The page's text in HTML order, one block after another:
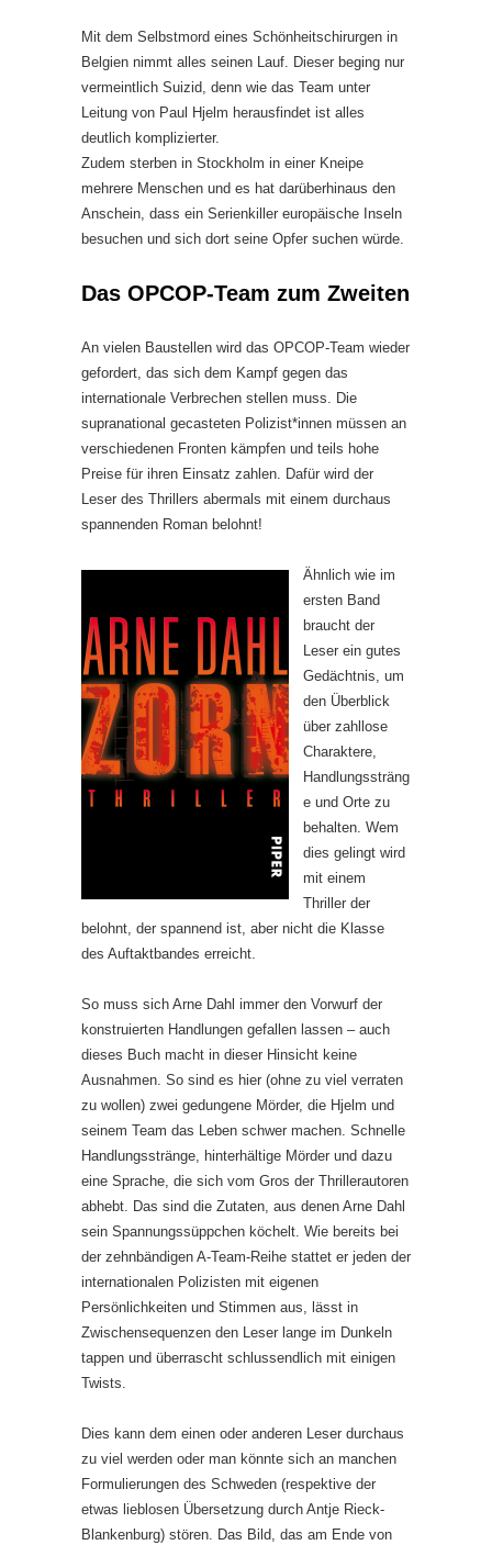
Mit dem Selbstmord eines Schönheitschirurgen in
Belgien nimmt alles seinen Lauf. Dieser beging nur
vermeintlich Suizid, denn wie das Team unter
Leitung von Paul Hjelm herausfindet ist alles
deutlich komplizierter.
Zudem sterben in Stockholm in einer Kneipe
mehrere Menschen und es hat darüberhinaus den
Anschein, dass ein Serienkiller europäische Inseln
besuchen und sich dort seine Opfer suchen würde.
Das OPCOP-Team zum Zweiten
An vielen Baustellen wird das OPCOP-Team wieder
gefordert, das sich dem Kampf gegen das
internationale Verbrechen stellen muss. Die
supranational gecasteten Polizist*innen müssen an
verschiedenen Fronten kämpfen und teils hohe
Preise für ihren Einsatz zahlen. Dafür wird der
Leser des Thrillers abermals mit einem durchaus
spannenden Roman belohnt!
Ähnlich wie im
ersten Band
braucht der
Leser ein gutes
Gedächtnis, um
den Überblick
über zahllose
Charaktere,
Handlungssträng
e und Orte zu
behalten. Wem
dies gelingt wird
mit einem
Thriller der
belohnt, der spannend ist, aber nicht die Klasse
des Auftaktbandes erreicht.
So muss sich Arne Dahl immer den Vorwurf der
konstruierten Handlungen gefallen lassen – auch
dieses Buch macht in dieser Hinsicht keine
Ausnahmen. So sind es hier (ohne zu viel verraten
zu wollen) zwei gedungene Mörder, die Hjelm und
seinem Team das Leben schwer machen. Schnelle
Handlungsstränge, hinterhältige Mörder und dazu
eine Sprache, die sich vom Gros der Thrillerautoren
abhebt. Das sind die Zutaten, aus denen Arne Dahl
sein Spannungssüppchen köchelt. Wie bereits bei
der zehnbändigen A-Team-Reihe stattet er jeden der
internationalen Polizisten mit eigenen
Persönlichkeiten und Stimmen aus, lässt in
Zwischensequenzen den Leser lange im Dunkeln
tappen und überrascht schlussendlich mit einigen
Twists.
Dies kann dem einen oder anderen Leser durchaus
zu viel werden oder man könnte sich an manchen
Formulierungen des Schweden (respektive der
etwas lieblosen Übersetzung durch Antje Rieck-
Blankenburg) stören. Das Bild, das am Ende von